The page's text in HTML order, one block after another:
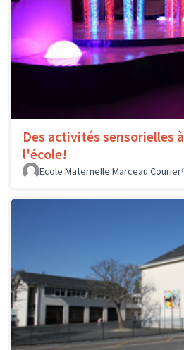
Des activités sensorielles à
l'école!
Ecole Maternelle Marceau Courier